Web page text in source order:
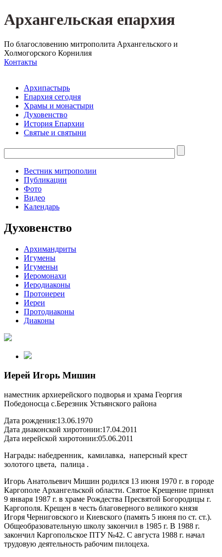
Архангельская епархия
По благословению митрополита Архангельского и
Холмогорского Корнилия
Контакты
Архипастырь
Епархия сегодня
Храмы и монастыри
Духовенство
История Епархии
Святые и святыни
Вестник митрополии
Публикации
Фото
Видео
Календарь
Духовенство
Архимандриты
Игумены
Игуменьи
Иеромонахи
Иеродиаконы
Протоиереи
Иереи
Протодиаконы
Диаконы
Иерей Игорь Мишин
наместник архиерейского подворья и храма Георгия
Победоносца с.Березник Устьянского района
Дата рождения:13.06.1970
Дата диаконской хиротонии:17.04.2011
Дата иерейской хиротонии:05.06.2011
Награды: набедренник, камилавка, наперсный крест
золотого цвета, палица .
Игорь Анатольевич Мишин родился 13 июня 1970 г. в городе
Каргополе Архангельской области. Святое Крещение принял
9 января 1987 г. в храме Рождества Пресвятой Богородицы г.
Каргополя. Крещен в честь благоверного великого князя
Игоря Черниговского и Киевского (память 5 июня по ст. ст.).
Общеобразовательную школу закончил в 1985 г. В 1988 г.
закончил Каргопольское ПТУ №42. С августа 1988 г. начал
трудовую деятельность рабочим пилоцеха.